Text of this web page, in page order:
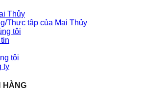
Thủy
Thực tập của Mai Thủy
tôi
tôi
ty
HÀNG